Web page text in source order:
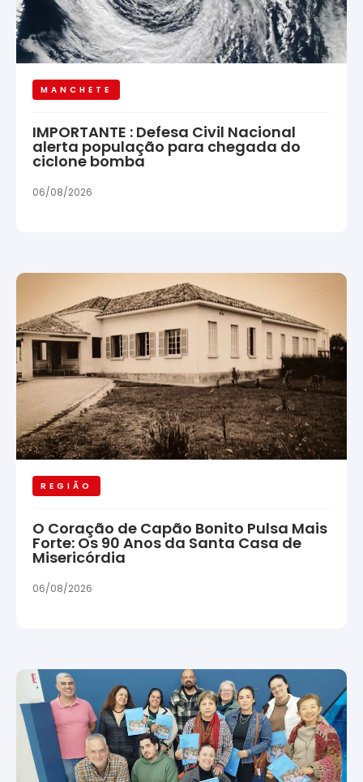
MANCHETE
IMPORTANTE : Defesa Civil Nacional
alerta população para chegada do
ciclone bomba
06/08/2026
REGIÃO
O Coração de Capão Bonito Pulsa Mais
Forte: Os 90 Anos da Santa Casa de
Misericórdia
06/08/2026